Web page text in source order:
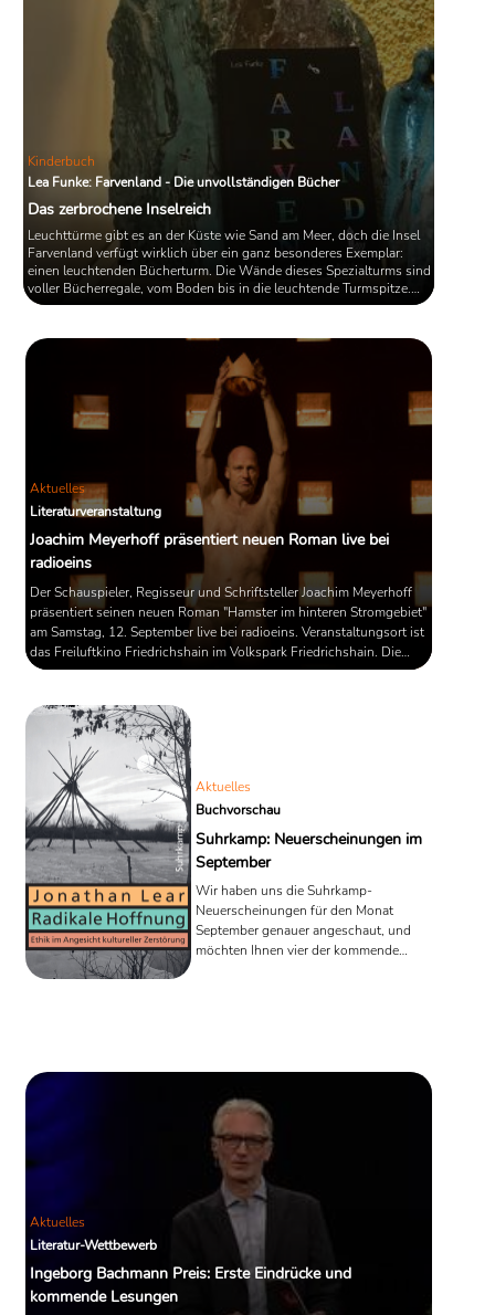
Kinderbuch
Lea Funke: Farvenland - Die unvollständigen Bücher
Das zerbrochene Inselreich
Leuchttürme gibt es an der Küste wie Sand am Meer, doch die Insel
Farvenland verfügt wirklich über ein ganz besonderes Exemplar:
einen leuchtenden Bücherturm. Die Wände dieses Spezialturms sind
voller Bücherregale, vom Boden bis in die leuchtende Turmspitze.
Aber die zwölfjährige Linn und ihre Freunde sind irritiert von diesen
nicht das einzige Rätsel, dass die Kinder in Lea Funkes Fantasy-
Roman „Farvenland“ lösen wollen. Und auch ...
Aktuelles
Literaturveranstaltung
Joachim Meyerhoff präsentiert neuen Roman live bei
radioeins
Der Schauspieler, Regisseur und Schriftsteller Joachim Meyerhoff
präsentiert seinen neuen Roman "Hamster im hinteren Stromgebiet"
am Samstag, 12. September live bei radioeins. Veranstaltungsort ist
das Freiluftkino Friedrichshain im Volkspark Friedrichshain. Die
Vorstellung beginnt um 15 Uhr.
Aktuelles
Buchvorschau
Suhrkamp: Neuerscheinungen im
September
Wir haben uns die Suhrkamp-
Neuerscheinungen für den Monat
September genauer angeschaut, und
möchten Ihnen vier der kommende
Jonathan Lear; das Jahrhundert-Porträt
Claire Blais und Friedrich Anis
Gedichtband "Die Raben von Ninive".
Aktuelles
Literatur-Wettbewerb
Ingeborg Bachmann Preis: Erste Eindrücke und
kommende Lesungen